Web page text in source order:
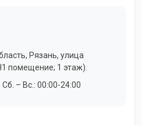
Рязань, улица
помещение; 1 этаж).
– Вс.: 00:00-24:00